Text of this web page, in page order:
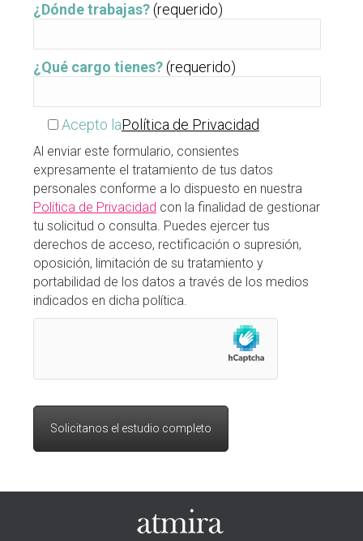
¿Dónde trabajas?(requerido)
¿Qué cargo tienes?(requerido)
Acepto laPolítica de Privacidad
Al enviar este formulario, consientes
expresamente el tratamiento de tus datos
personales conforme a lo dispuesto en nuestra
Política de Privacidad con la finalidad de gestionar
tu solicitud o consulta. Puedes ejercer tus
derechos de acceso, rectificación o supresión,
oposición, limitación de su tratamiento y
portabilidad de los datos a través de los medios
indicados en dicha política.